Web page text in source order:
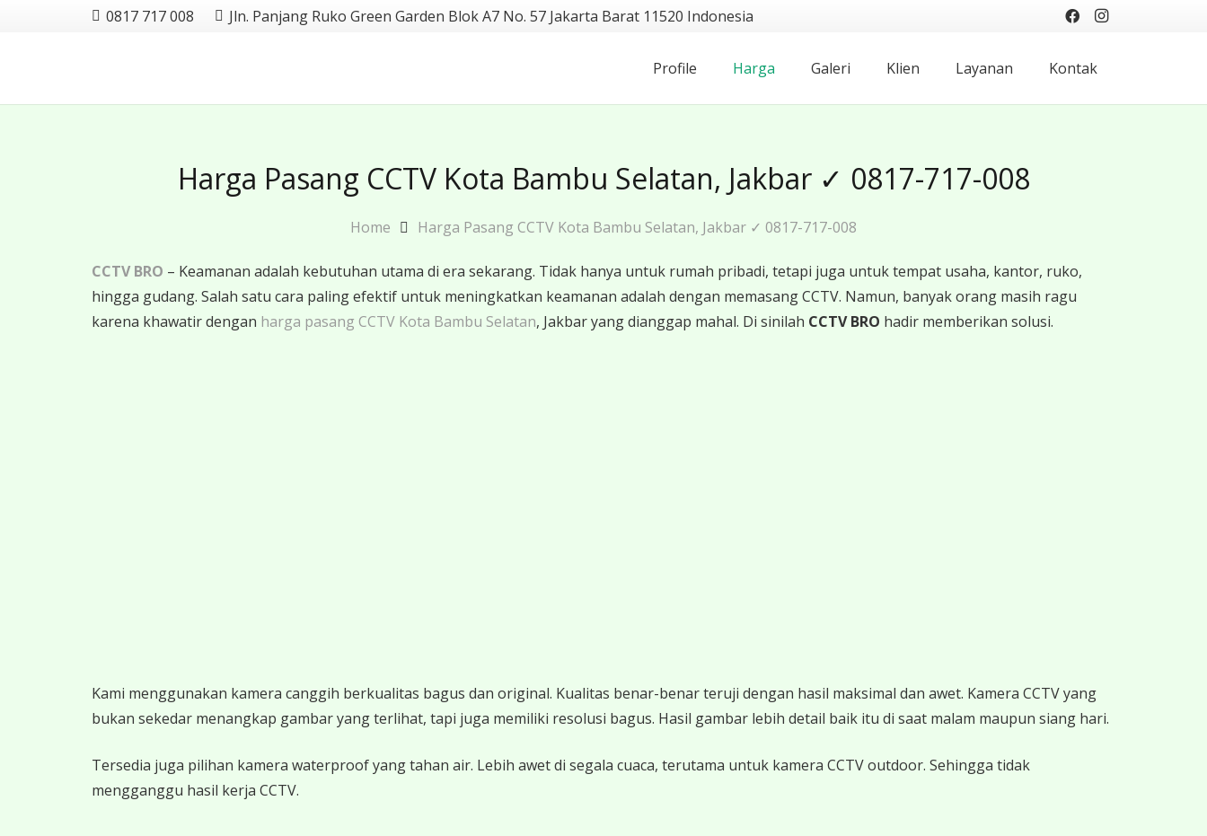
0817 717 008 Jln. Panjang Ruko Green Garden Blok A7 No. 57 Jakarta Barat 11520 Indonesia
Profile Harga Galeri Klien Layanan Kontak
Harga Pasang CCTV Kota Bambu Selatan, Jakbar ✓ 0817-717-008
Home Harga Pasang CCTV Kota Bambu Selatan, Jakbar ✓ 0817-717-008
CCTV BRO – Keamanan adalah kebutuhan utama di era sekarang. Tidak hanya untuk rumah pribadi, tetapi juga untuk tempat usaha, kantor, ruko,
hingga gudang. Salah satu cara paling efektif untuk meningkatkan keamanan adalah dengan memasang CCTV. Namun, banyak orang masih ragu
karena khawatir dengan harga pasang CCTV Kota Bambu Selatan, Jakbar yang dianggap mahal. Di sinilah CCTV BRO hadir memberikan solusi.
Kami menggunakan kamera canggih berkualitas bagus dan original. Kualitas benar-benar teruji dengan hasil maksimal dan awet. Kamera CCTV yang
bukan sekedar menangkap gambar yang terlihat, tapi juga memiliki resolusi bagus. Hasil gambar lebih detail baik itu di saat malam maupun siang hari.
Tersedia juga pilihan kamera waterproof yang tahan air. Lebih awet di segala cuaca, terutama untuk kamera CCTV outdoor. Sehingga tidak
mengganggu hasil kerja CCTV.